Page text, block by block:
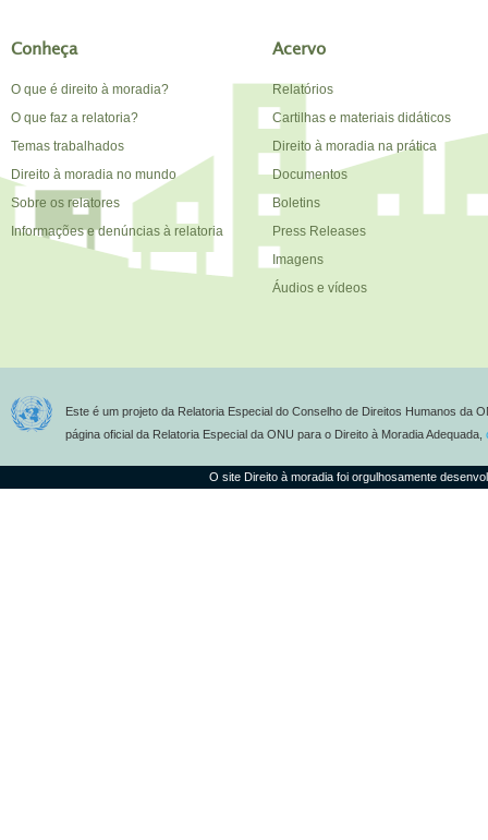
Conheça
O que é direito à moradia?
O que faz a relatoria?
Temas trabalhados
Direito à moradia no mundo
Sobre os relatores
Informações e denúncias à relatoria
Acervo
Relatórios
Cartilhas e materiais didáticos
Direito à moradia na prática
Documentos
Boletins
Press Releases
Imagens
Áudios e vídeos
Este é um projeto da Relatoria Especial do Conselho de Direitos Humanos da
página oficial da Relatoria Especial da ONU para o Direito à Moradia Adequada,
O site Direito à moradia foi orgulhosamente